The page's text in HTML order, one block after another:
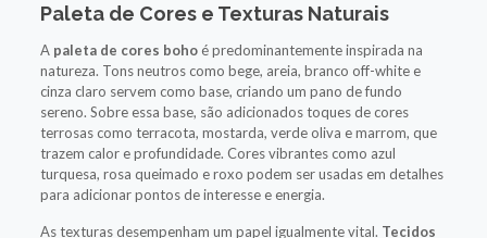
Paleta de Cores e Texturas Naturais
A paleta de cores bohoé predominantemente inspirada na
natureza. Tons neutros como bege, areia, branco off-white e
cinza claro servem como base, criando um pano de fundo
sereno. Sobre essa base, são adicionados toques de cores
terrosas como terracota, mostarda, verde oliva e marrom, que
trazem calor e profundidade. Cores vibrantes como azul
turquesa, rosa queimado e roxo podem ser usadas em detalhes
para adicionar pontos de interesse e energia.
As texturas desempenham um papel igualmente vital. Tecidos